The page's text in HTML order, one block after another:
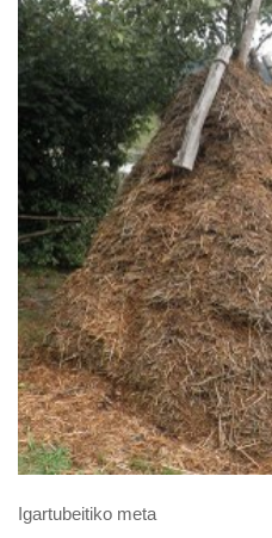
Igartubeitiko meta